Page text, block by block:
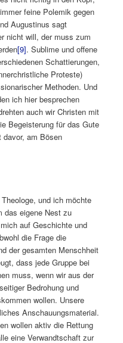
feine Polemik gegen
Augustinus sagt
nicht will, der muss zum
[9]. Sublime und offene
Schattierungen,
Proteste)
Methoden. Und
ich hier besprechen
auch wir Christen mit
Begeisterung für das Gute
am Bösen
und ich möchte
das eigene Nest zu
auf Geschichte und
die Frage die
der gesamten Menschheit
dass jede Gruppe bei
muss, wenn wir aus der
Bedrohung und
wollen. Unsere
Anschauungsmaterial.
wollen aktiv die Rettung
eine Verwandtschaft zur